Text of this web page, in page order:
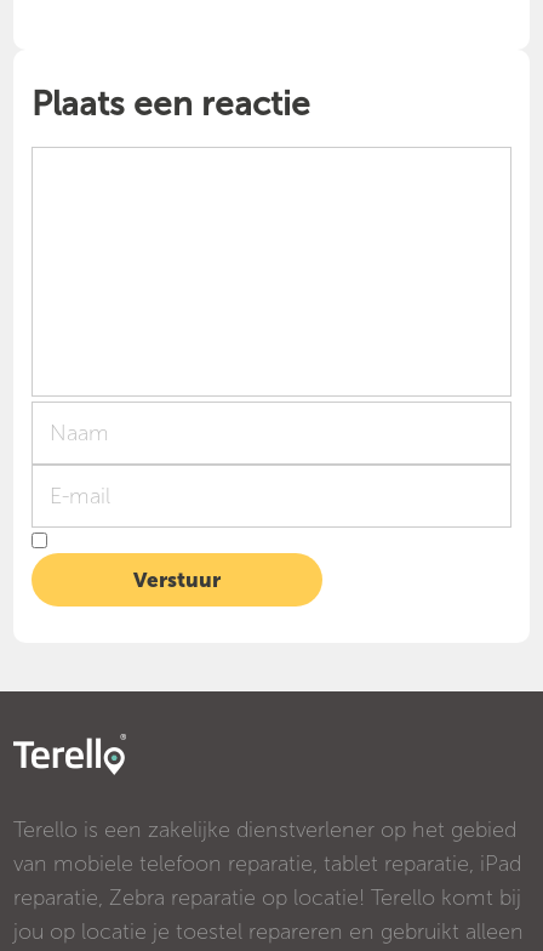
Plaats een reactie
Terello is een zakelijke dienstverlener op het gebied
van mobiele telefoon reparatie, tablet reparatie, iPad
reparatie, Zebra reparatie op locatie! Terello komt bij
jou op locatie je toestel repareren en gebruikt alleen